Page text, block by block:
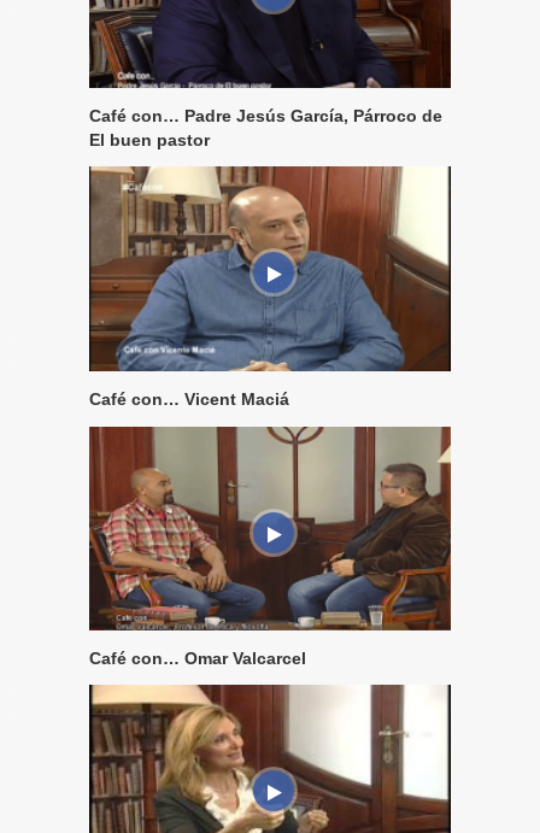
Café con… Padre Jesús García, Párroco de
El buen pastor
Café con… Vicent Maciá
Café con… Omar Valcarcel